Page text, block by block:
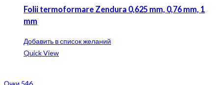
Folii termoformare Zendura 0,625 mm, 0,76 mm, 1
mm
Добавить в список желаний
Quick View
Очки 546